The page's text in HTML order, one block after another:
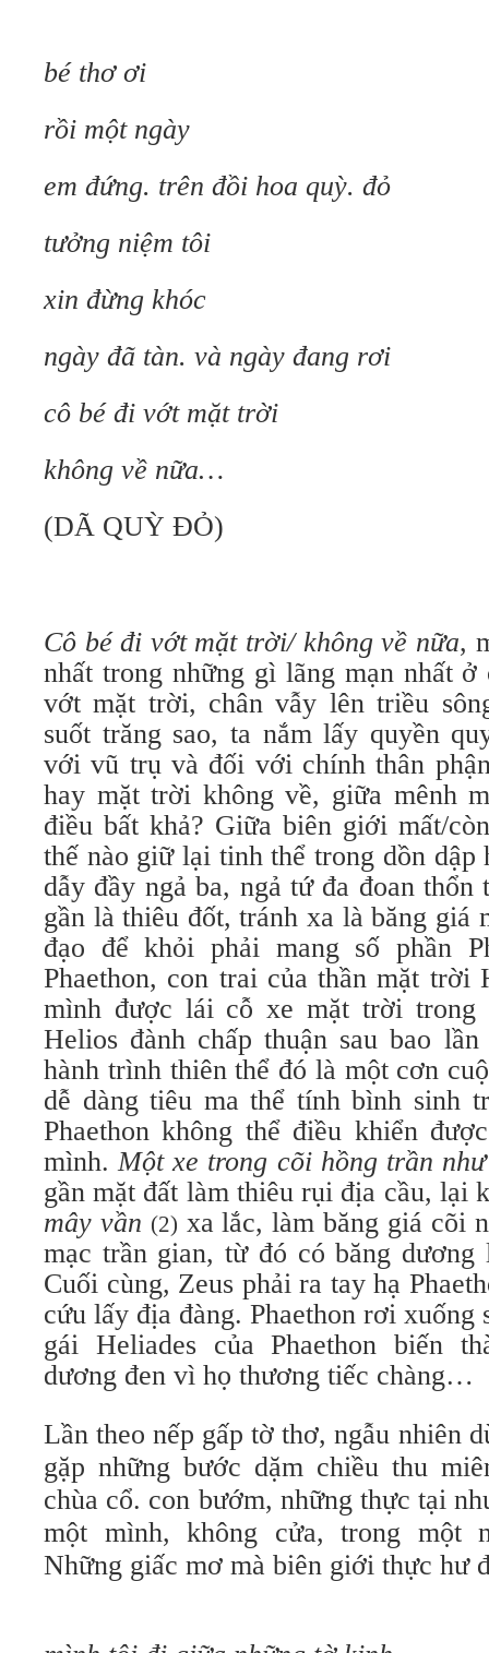
bé thơ ơi
rồi một ngày
em đứng. trên đồi hoa quỳ. đỏ
tưởng niệm tôi
xin đừng khóc
ngày đã tàn. và ngày đang rơi
cô bé đi vớt mặt trời
không về nữa…
(DÃ QUỲ ĐỎ)
Cô bé đi vớt mặt trời/ không về nữa,
nhất trong những gì lãng mạn nhất
vớt mặt trời, chân vẫy lên triều
suốt trăng sao, ta nắm lấy quyền
với vũ trụ và đối với chính thân
hay mặt trời không về, giữa mênh
điều bất khả? Giữa biên giới mất/
thế nào giữ lại tinh thể trong dồn
dẫy đầy ngả ba, ngả tứ đa đoan thổn
gần là thiêu đốt, tránh xa là băng giá
đạo để khỏi phải mang số phần
Phaethon, con trai của thần mặt trời
mình được lái cỗ xe mặt trời trong
Helios đành chấp thuận sau bao
hành trình thiên thể đó là một cơn
dễ dàng tiêu ma thể tính bình sinh
Phaethon không thể điều khiển
mình.Một xe trong cõi hồng trần
gần mặt đất làm thiêu rụi địa cầu, lại
mây vần (2) xa lắc, làm băng giá cõi
mạc trần gian, từ đó có băng dương
Cuối cùng, Zeus phải ra tay hạ
cứu lấy địa đàng. Phaethon rơi xuống
gái Heliades của Phaethon biến
dương đen vì họ thương tiếc chàng…
Lần theo nếp gấp tờ thơ, ngẫu nhiên
gặp những bước dặm chiều thu
chùa cổ. con bướm, những thực tại
một mình, không cửa, trong một
Những giấc mơ mà biên giới thực hư